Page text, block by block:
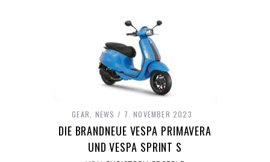
GEAR NEWS 7. NOVEMBER 2023
DIE BRANDNEUE VESPA PRIMAVERA
UND VESPA SPRINT S